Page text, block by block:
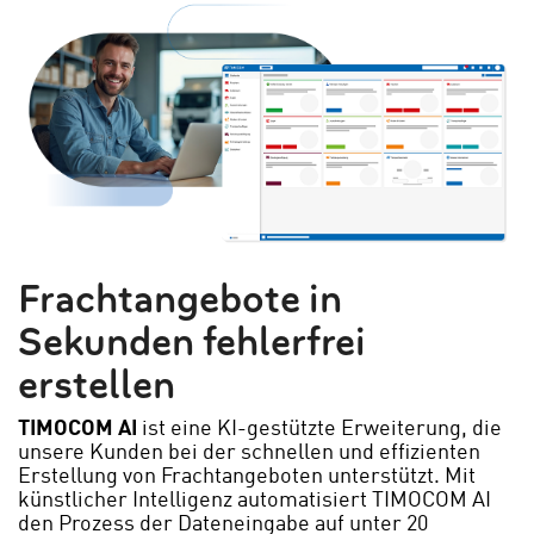
Frachtangebote in
Sekunden fehlerfrei
erstellen
TIMOCOM AI ist eine KI-gestützte Erweiterung, die
unsere Kunden bei der schnellen und effizienten
Erstellung von Frachtangeboten unterstützt. Mit
künstlicher Intelligenz automatisiert TIMOCOM AI
den Prozess der Dateneingabe auf unter 20